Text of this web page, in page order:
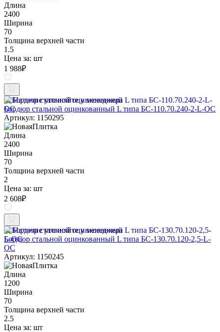
Длина
2400
Ширина
70
Толщина верхней части
1.5
Цена за: шт
1 988₽
Наличие уточняйте у менеджера
Бордюр стальной оцинкованный L типа БС-110.70.240-2-L-ОС
Артикул: 1150295
Длина
2400
Ширина
70
Толщина верхней части
2
Цена за: шт
2 608₽
Наличие уточняйте у менеджера
Бордюр стальной оцинкованный L типа БС-130.70.120-2,5-L-
ОС
Артикул: 1150245
Длина
1200
Ширина
70
Толщина верхней части
2.5
Цена за: шт